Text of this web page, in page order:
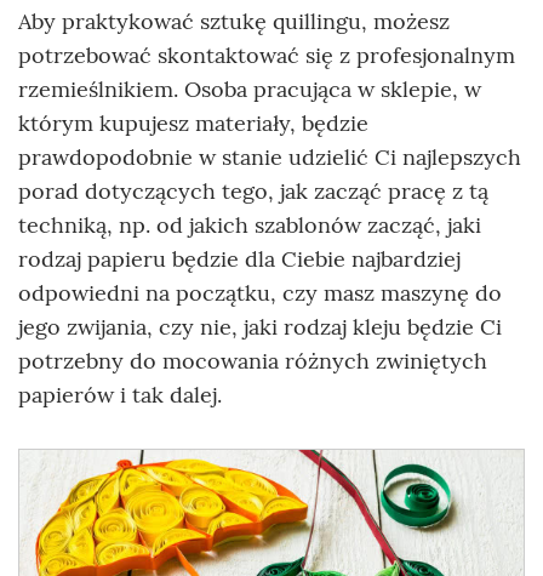
Aby praktykować sztukę quillingu, możesz
potrzebować skontaktować się z profesjonalnym
rzemieślnikiem. Osoba pracująca w sklepie, w
którym kupujesz materiały, będzie
prawdopodobnie w stanie udzielić Ci najlepszych
porad dotyczących tego, jak zacząć pracę z tą
techniką, np. od jakich szablonów zacząć, jaki
rodzaj papieru będzie dla Ciebie najbardziej
odpowiedni na początku, czy masz maszynę do
jego zwijania, czy nie, jaki rodzaj kleju będzie Ci
potrzebny do mocowania różnych zwiniętych
papierów i tak dalej.